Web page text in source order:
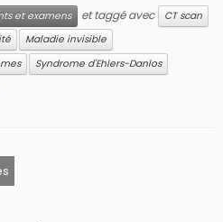
et examens et taggé avec
CT scan
Maladie invisible
Syndrome d'Ehlers-Danlos